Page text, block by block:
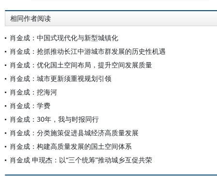
相同作者阅读
肖金成：中国式现代化与新型城镇化
肖金成：抢抓推动长江中游城市群发展的历史性机遇
肖金成：优化国土空间布局，提升空间发展质量
肖金成：城市更新须重视规划引领
肖金成：挖海河
肖金成：学费
肖金成：30年，我与时报同行
肖金成：分类施策促进县城经济高质量发展
肖金成：构建高质量发展的国土空间体系
肖金成 申现杰：以“三个统筹”推动城乡互促共荣